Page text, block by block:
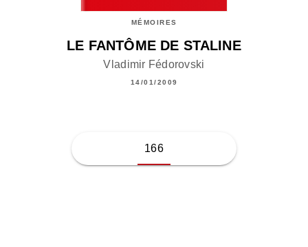
MÉMOIRES
LE FANTÔME DE STALINE
Vladimir Fédorovski
14/01/2009
166